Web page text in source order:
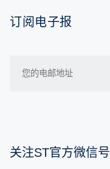
订阅电子报
关注ST官方微信号